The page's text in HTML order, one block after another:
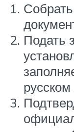
Подать